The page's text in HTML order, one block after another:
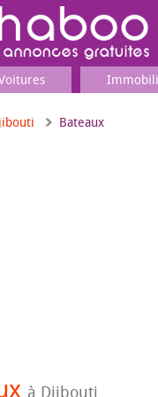
Bateaux
à Djibouti